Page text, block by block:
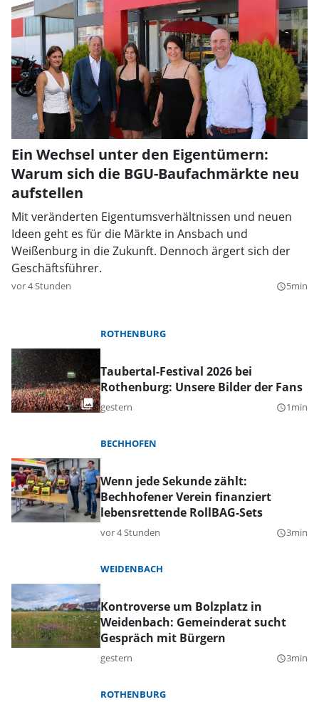
Ein Wechsel unter den Eigentümern:
Warum sich die BGU-Baufachmärkte neu
aufstellen
Mit veränderten Eigentumsverhältnissen und neuen
Ideen geht es für die Märkte in Ansbach und
Weißenburg in die Zukunft. Dennoch ärgert sich der
Geschäftsführer.
vor 4 Stunden query_builder5min
ROTHENBURG
Taubertal-Festival 2026 bei
Rothenburg: Unsere Bilder der Fans
gestern query_builder1min
BECHHOFEN
Wenn jede Sekunde zählt:
Bechhofener Verein finanziert
lebensrettende RollBAG-Sets
vor 4 Stunden query_builder3min
WEIDENBACH
Kontroverse um Bolzplatz in
Weidenbach: Gemeinderat sucht
Gespräch mit Bürgern
gestern query_builder3min
ROTHENBURG